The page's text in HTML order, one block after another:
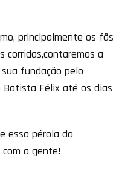
principalmente os fãs
corridas,contaremos a
fundação pelo
Batista Félix até os dias
essa pérola do
a gente!